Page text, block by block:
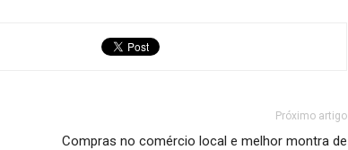
Próximo artigo
Compras no comércio local e melhor montra de